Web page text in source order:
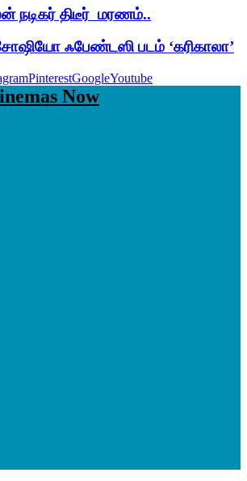
நடிகர் திடீர் மரணம்..
ஃபேண்டஸி படம் ‘கரிகாலா’
PinterestGoogleYoutube